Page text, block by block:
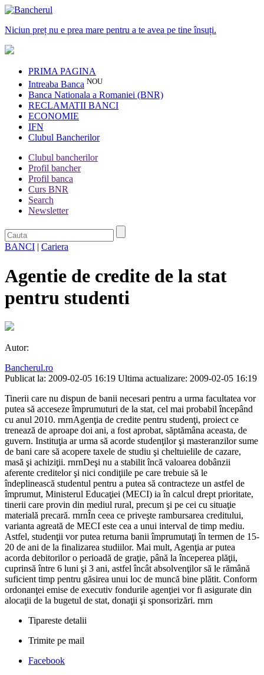
Niciun preț nu e prea mare pentru a te avea pe tine însuți.
PRIMA PAGINA
Intreaba Banca NOU
Banca Nationala a Romaniei (BNR)
RECLAMATII BANCI
ECONOMIE
IFN
Clubul Bancherilor
Clubul bancherilor
Profil bancher
Profil banca
Curs BNR
Search
Newsletter
BANCI | Cariera
Agentie de credite de la stat
pentru studenti
Autor:
Bancherul.ro
Publicat la: 2009-02-05 16:19 Ultima actualizare: 2009-02-05 16:19
Tinerii care nu dispun de banii necesari pentru a urma facultatea vor
putea să acceseze împrumuturi de la stat, cel mai probabil începând
cu anul 2010. rnrnAgenţia de credite pentru studenţi, proiect ce
trenează de aproape doi ani, a fost aprobat, săptămâna aceasta, de
guvern. Instituţia ar urma să acorde studenţilor şi masteranzilor sume
de bani care să acopere taxele de studiu şi cheltuielile de cazare,
masă şi achiziţii. rnrnDeşi nu a stabilit încă valoarea dobânzii
aferente creditelor şi nici condiţiile pe care trebuie să le
îndeplinească studentul pentru a putea să contracteze un astfel de
împrumut, Ministerul Educaţiei (MECI) ia în calcul drept prioritate,
tinerii care provin din mediul rural, precum şi pe cei cu situaţie
materială precară. rnrnÎn ceea ce priveşte rambursarea creditului,
varianta agreată de MECI este cea a unui interval de timp mediu.
Astfel, studenţii vor putea returna banii împrumutaţi în termen de 15-
20 de ani de la finalizarea studiilor. Mai mult, Agenţia ar putea
acorda debitorilor o perioadă de graţie, până la începerea plăţii,
cuprinsă între 6 luni şi 3 ani, astfel încât absolvenţilor să le rămână
suficient timp pentru găsirea unui loc de muncă bine plătit. Conform
ordonanţei emise de executiv fondurile agenţiei vor fi asigurate din
alocaţii de la bugetul de stat, donaţii şi sponsorizări. rnrn
Tipareste detalii
Trimite pe mail
Facebook